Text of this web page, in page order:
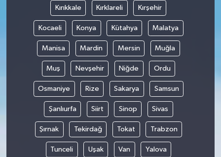
Kırıkkale Kırklareli Kırşehir
Kocaeli Konya Kütahya Malatya
Manisa Mardin Mersin Muğla
Muş Nevşehir Niğde Ordu
Osmaniye Rize Sakarya Samsun
Şanlıurfa Siirt Sinop Sivas
Şırnak Tekirdağ Tokat Trabzon
Tunceli Uşak Van Yalova